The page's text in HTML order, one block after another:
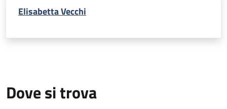
Elisabetta Vecchi
Dove si trova